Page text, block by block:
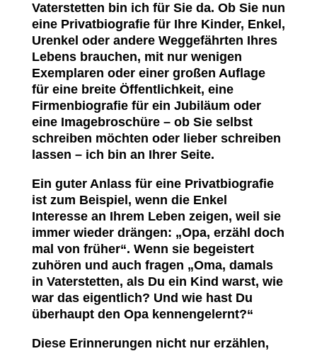
Vaterstetten bin ich für Sie da. Ob Sie nun
eine Privatbiografie für Ihre Kinder, Enkel,
Urenkel oder andere Weggefährten Ihres
Lebens brauchen, mit nur wenigen
Exemplaren oder einer großen Auflage
für eine breite Öffentlichkeit, eine
Firmenbiografie für ein Jubiläum oder
eine Imagebroschüre – ob Sie selbst
schreiben möchten oder lieber schreiben
lassen – ich bin an Ihrer Seite.
Ein guter Anlass für eine Privatbiografie
ist zum Beispiel, wenn die Enkel
Interesse an Ihrem Leben zeigen, weil sie
immer wieder drängen: „Opa, erzähl doch
mal von früher“. Wenn sie begeistert
zuhören und auch fragen „Oma, damals
in Vaterstetten, als Du ein Kind warst, wie
war das eigentlich? Und wie hast Du
überhaupt den Opa kennengelernt?“
Diese Erinnerungen nicht nur erzählen,